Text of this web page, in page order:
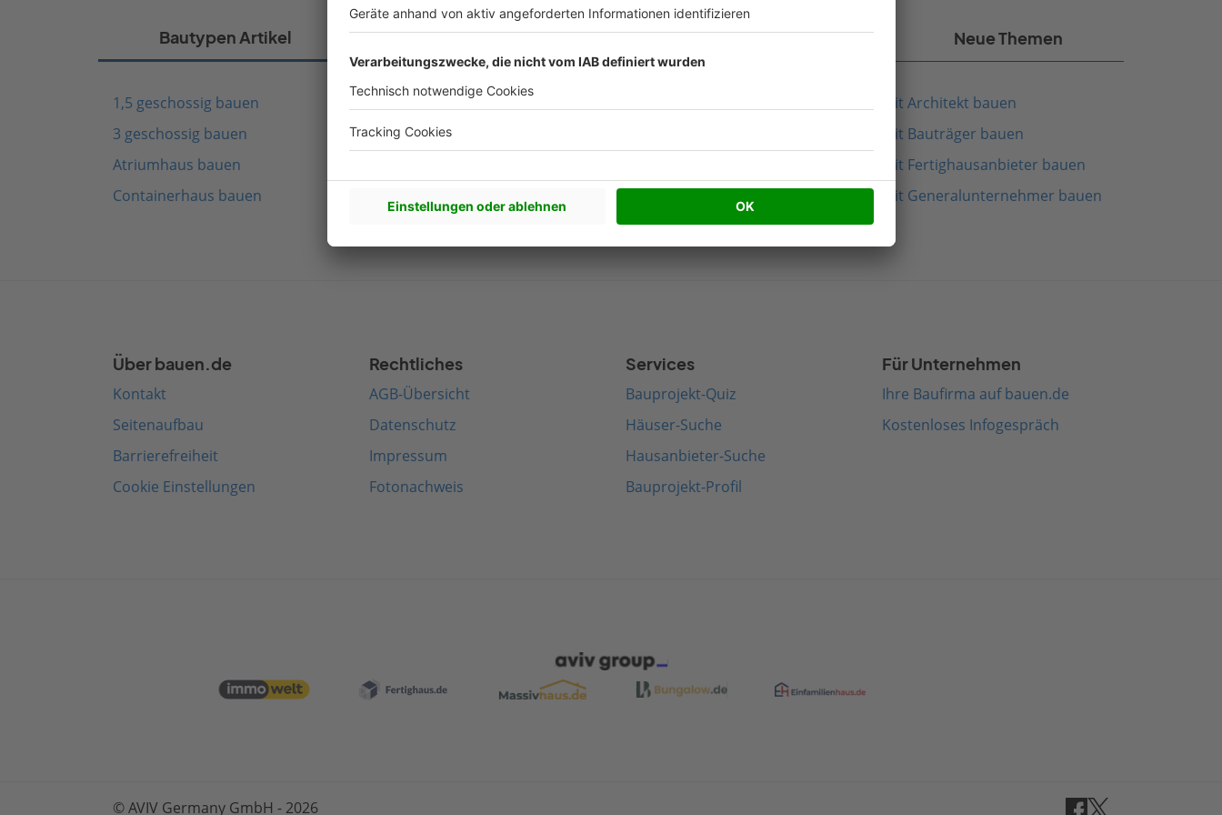
Bautypen Artikel Nachhaltigkeit Artikel Beliebte Artikel Neue Themen
1,5 geschossig bauen
3 geschossig bauen
Atriumhaus bauen
Containerhaus bauen
Fachwerkhaus bauen
Schwedenhaus bauen
Mit Architekt bauen
Mit Bauträger bauen
Mit Fertighausanbieter bauen
Mit Generalunternehmer bauen
Über bauen.de
Kontakt
Seitenaufbau
Barrierefreiheit
Cookie Einstellungen
Rechtliches
AGB-Übersicht
Datenschutz
Impressum
Fotonachweis
Services
Bauprojekt-Quiz
Häuser-Suche
Hausanbieter-Suche
Bauprojekt-Profil
Für Unternehmen
Ihre Baufirma auf bauen.de
Kostenloses Infogespräch
© AVIV Germany GmbH - 2026 Facebook